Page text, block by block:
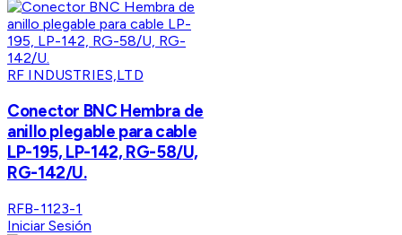
RF INDUSTRIES,LTD
Conector BNC Hembra de
anillo plegable para cable
LP-195, LP-142, RG-58/U,
RG-142/U.
RFB-1123-1
Iniciar Sesión